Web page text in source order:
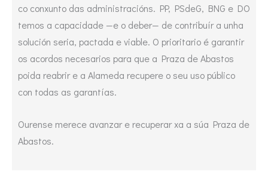
co conxunto das administracións. PP, PSdeG, BNG e DO
temos a capacidade —e o deber— de contribuír a unha
solución seria, pactada e viable. O prioritario é garantir
os acordos necesarios para que a Praza de Abastos
poida reabrir e a Alameda recupere o seu uso público
con todas as garantías.
Ourense merece avanzar e recuperar xa a súa Praza de
Abastos.